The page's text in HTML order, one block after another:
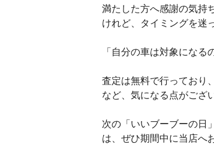
満たした方へ感謝の気持
けれど、タイミングを迷
「自分の車は対象になる
査定は無料で行っており
など、気になる点がござ
次の「いいブーブーの日
は、ぜひ期間中に当店へ